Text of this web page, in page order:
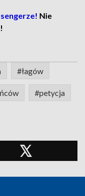
Nie
#łagów
#petycja